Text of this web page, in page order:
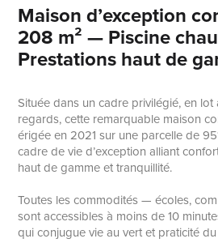
Maison d’exception
208 m² — Piscine
Prestations haut de
Située dans un cadre privilégié, en lot
regards, cette remarquable maison
érigée en 2021 sur une parcelle de
cadre de vie d’exception alliant
haut de gamme et tranquillité.
Toutes les commodités — écoles,
sont accessibles à moins de 10
qui conjugue vie au vert et praticité